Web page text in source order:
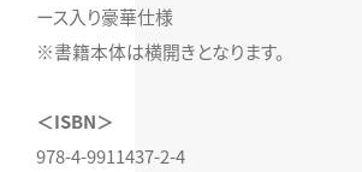
ース入り豪華仕様
※書籍本体は横開きとなります。
＜ISBN＞
978-4-9911437-2-4